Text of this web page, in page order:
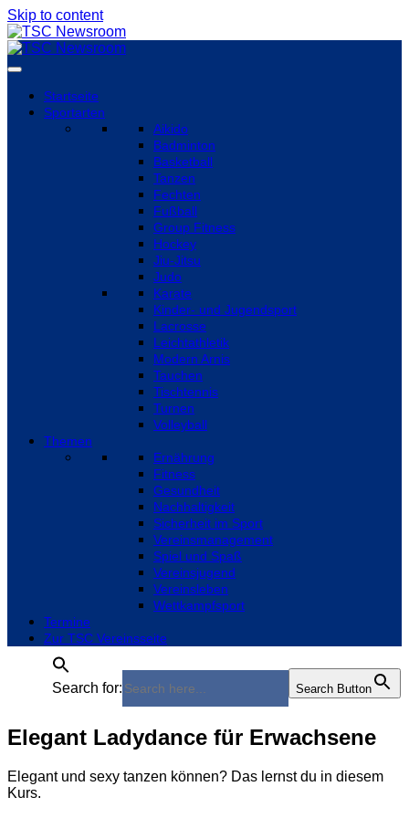
Skip to content
Startseite
Sportarten
Aikido
Badminton
Basketball
Tanzen
Fechten
Fußball
Group Fitness
Hockey
Jiu-Jitsu
Judo
Karate
Kinder- und Jugendsport
Lacrosse
Leichtathletik
Modern Arnis
Tauchen
Tischtennis
Turnen
Volleyball
Themen
Ernährung
Fitness
Gesundheit
Nachhaltigkeit
Sicherheit im Sport
Vereinsmanagement
Spiel und Spaß
Vereinsjugend
Vereinsleben
Wettkampfsport
Termine
Zur TSC Vereinsseite
Search for: Search Button
Elegant Ladydance für Erwachsene
Elegant und sexy tanzen können? Das lernst du in diesem
Kurs.